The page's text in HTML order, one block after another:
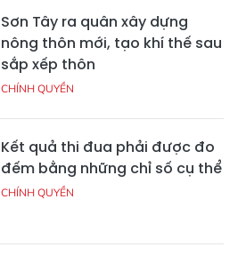
Sơn Tây ra quân xây dựng
nông thôn mới, tạo khí thế sau
sắp xếp thôn
CHÍNH QUYỀN
Kết quả thi đua phải được đo
đếm bằng những chỉ số cụ thể
CHÍNH QUYỀN